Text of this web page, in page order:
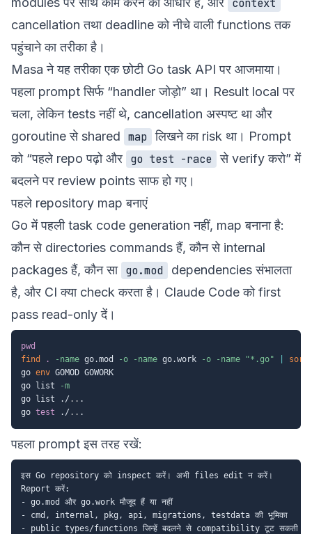
context
cancellation तथा deadline को नीचे वाली functions तक
पहुंचाने का तरीका है।
Masa ने यह तरीका एक छोटी Go task API पर आजमाया।
पहला prompt सिर्फ “handler जोड़ो” था। Result local पर
चला, लेकिन tests नहीं थे, cancellation अस्पष्ट था और
goroutine से shared map लिखने का risk था। Prompt
को “पहले repo पढ़ो और go test -race से verify करो” में
बदलने पर review points साफ हो गए।
पहले repository map बनाएं
Go में पहली task code generation नहीं, map बनाना है:
कौन से directories commands हैं, कौन से internal
packages हैं, कौन सा go.mod
dependencies संभालता
है, और CI क्या check करता है। Claude Code को first
pass read-only दें।
pwd
find
. -name go.mod -o -name go.work -o -name "*.go"
sort
go env GOMOD GOWORK
go list
-m
go list ./ .. .
go test ./ ..
पहला prompt इस तरह रखें:
इस Go repository को inspect करें। अभी files edit न करें।
Report करें:
- go.mod और go.work मौजूद हैं या नहीं
- cmd, internal, pkg, api, migrations, testdata की भूमिका
- public types/functions जिन्हें बदलने से compatibility टूट सकती है